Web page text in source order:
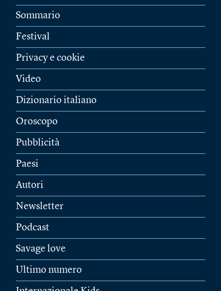
Sommario
Festival
Privacy e cookie
Video
Dizionario italiano
Oroscopo
Pubblicità
Paesi
Autori
Newsletter
Podcast
Savage love
Ultimo numero